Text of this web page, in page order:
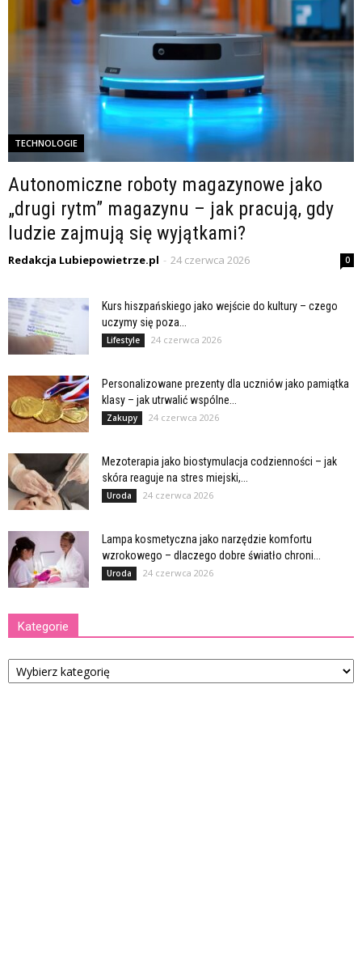
TECHNOLOGIE
Autonomiczne roboty magazynowe jako
„drugi rytm” magazynu – jak pracują, gdy
ludzie zajmują się wyjątkami?
Redakcja Lubiepowietrze.pl - 24 czerwca 2026 0
Kurs hiszpańskiego jako wejście do kultury – czego
uczymy się poza...
Lifestyle 24 czerwca 2026
Personalizowane prezenty dla uczniów jako pamiątka
klasy – jak utrwalić wspólne...
Zakupy 24 czerwca 2026
Mezoterapia jako biostymulacja codzienności – jak
skóra reaguje na stres miejski,...
Uroda 24 czerwca 2026
Lampa kosmetyczna jako narzędzie komfortu
wzrokowego – dlaczego dobre światło chroni...
Uroda 24 czerwca 2026
Kategorie
Kategorie